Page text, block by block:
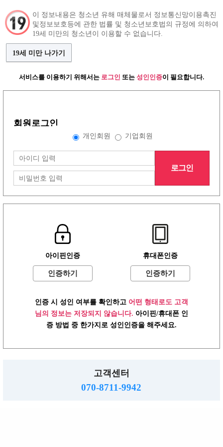
구인정보 인재정보 커뮤니티
로그인
회원가입 | 아이디 저장
아이디/ 비밀번호 찾기는 PC에서티티알바에 방문하시면 이용 가능합니다.
이용약관
주소 :경기도 동두천시 행선로 20번길 43
직업정보: 의정부 제2015-8호 메일 :hjs5609@hanmail.net
2026.Copyright www.ttalba.kr. All right reserved.
이 정보내용은 청소년 유해 매체물로서 정보통신망이용촉진
및정보보호등에 관한 법률 및 청소년보호법의 규정에 의하여
19세 미만의 청소년이 이용할 수 없습니다.
19세 미만 나가기
서비스를 이용하기 위해서는 로그인 또는 성인인증이 필요합니다.
회원로그인
개인회원 기업회원
로그인
아이핀인증
인증하기
휴대폰인증
인증하기
인증 시 성인 여부를 확인하고 어떤 형태로도 고객
님의 정보는 저장되지 않습니다. 아이핀/휴대폰 인
증 방법 중 한가지로 성인인증을 해주세요.
고객센터
070-8711-9942